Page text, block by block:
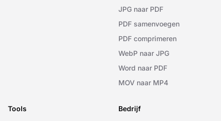
JPG naar PDF
PDF samenvoegen
PDF comprimeren
WebP naar JPG
Word naar PDF
MOV naar MP4
Tools Bedrijf